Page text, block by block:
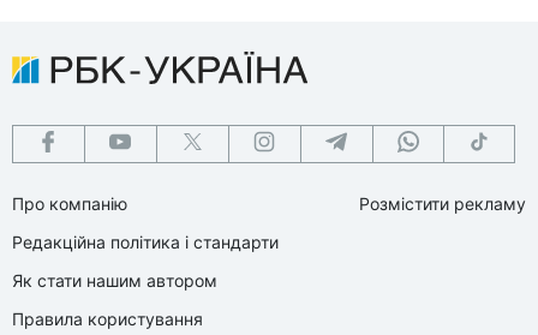
Про компанію
Редакційна політика і стандарти
Як стати нашим автором
Правила користування
Розмістити рекламу